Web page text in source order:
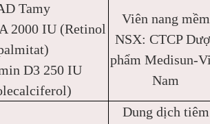
Tamy
2000 IU (Retinol
D3 250 IU
Viên nang mềm
NSX: CTCP
phẩm Medisun-
Nam
Dung dịch tiêm